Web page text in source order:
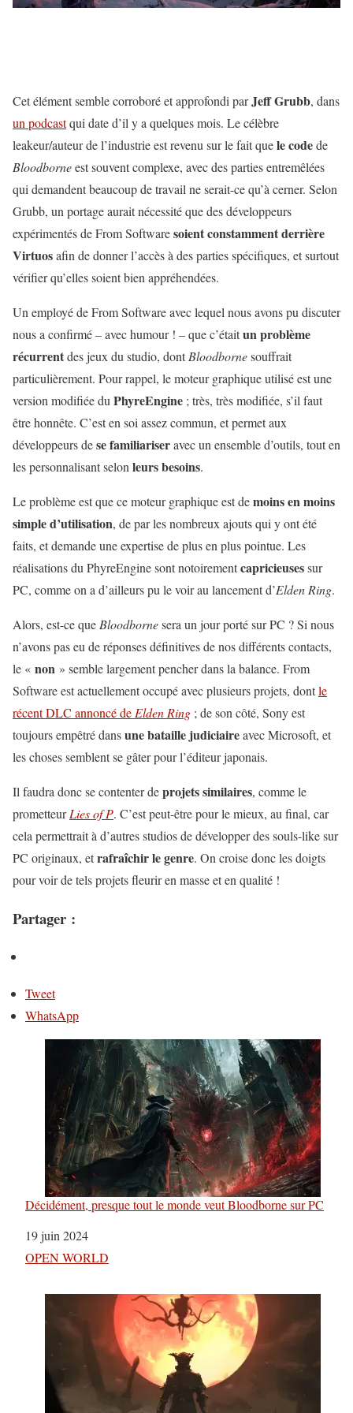
Cet élément semble corroboré et approfondi parJeff Grubb, dans
un podcastqui date d’il y a quelques mois. Le célèbre
leakeur/auteur de l’industrie est revenu sur le fait quele codede
Bloodborneest souvent complexe, avec des parties entremêlées
qui demandent beaucoup de travail ne serait-ce qu’à cerner. Selon
Grubb, un portage aurait nécessité que des développeurs
expérimentés de From Softwaresoient constamment derrière
Virtuosafin de donner l’accès à des parties spécifiques, et surtout
vérifier qu’elles soient bien appréhendées.
Un employé de From Software avec lequel nous avons pu discuter
nous a confirmé – avec humour ! – que c’étaitun problème
récurrentdes jeux du studio, dontBloodbornesouffrait
particulièrement. Pour rappel, le moteur graphique utilisé est une
version modifiée du PhyreEngine ; très, très modifiée, s’il faut
être honnête. C’est en soi assez commun, et permet aux
développeurs dese familiariseravec un ensemble d’outils, tout en
les personnalisant selon leurs besoins.
Le problème est que ce moteur graphique est demoins en moins
simple d’utilisation, de par les nombreux ajouts qui y ont été
faits, et demande une expertise de plus en plus pointue. Les
réalisations du PhyreEngine sont notoirementcapricieusessur
PC, comme on a d’ailleurs pu le voir au lancement d’Elden Ring.
Alors, est-ce que Bloodbornesera un jour porté sur PC ? Si nous
n’avons pas eu de réponses définitives de nos différents contacts,
le « non » semble largement pencher dans la balance. From
Software est actuellement occupé avec plusieurs projets, dontle
récent DLC annoncé de Elden Ring ; de son côté, Sony est
toujours empêtré dansune bataille judiciaireavec Microsoft, et
les choses semblent se gâter pour l’éditeur japonais.
Il faudra donc se contenter deprojets similaires, comme le
prometteurLies of P. C’est peut-être pour le mieux, au final, car
cela permettrait à d’autres studios de développer des souls-like sur
PC originaux, etrafraîchir le genre. On croise donc les doigts
pour voir de tels projets fleurir en masse et en qualité !
Partager :
Tweet
WhatsApp
Décidément, presque tout le monde veut Bloodborne sur PC
Date
19 juin 2024
Par rapport à
OPEN WORLD